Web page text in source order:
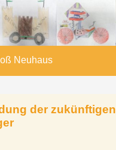
Neuhaus
der zukünftigen